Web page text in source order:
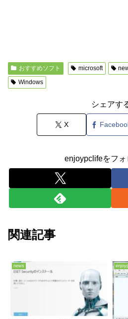
おすすめソフト microsoft
Windows
シェアす
X
enjoypclifeをフォ
関連記事
news